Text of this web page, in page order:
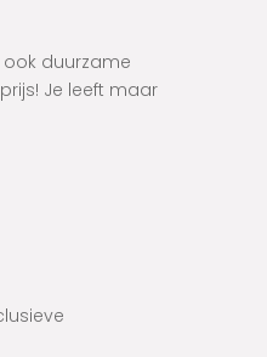
duurzame
Je leeft maar